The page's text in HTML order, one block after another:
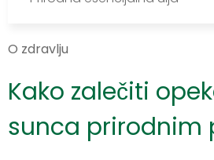
O zdravlju
Kako zalečiti
sunca prirodnim